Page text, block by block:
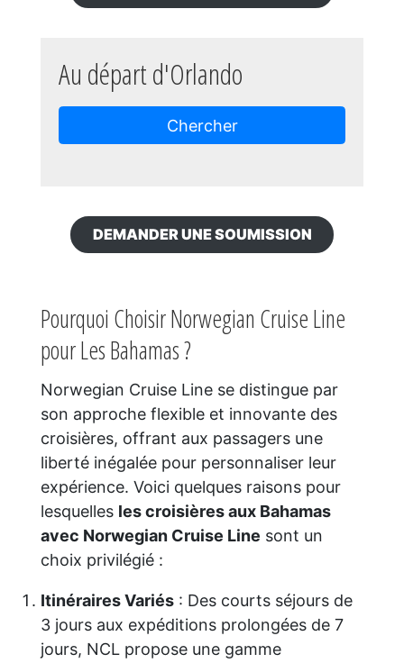
Au départ d'Orlando
Chercher
DEMANDER UNE SOUMISSION
Pourquoi Choisir Norwegian Cruise Line
pour Les Bahamas ?
Norwegian Cruise Line se distingue par
son approche flexible et innovante des
croisières, offrant aux passagers une
liberté inégalée pour personnaliser leur
expérience. Voici quelques raisons pour
lesquelles les croisières aux Bahamas
avec Norwegian Cruise Line sont un
choix privilégié :
Itinéraires Variés: Des courts séjours de
3 jours aux expéditions prolongées de 7
jours, NCL propose une gamme